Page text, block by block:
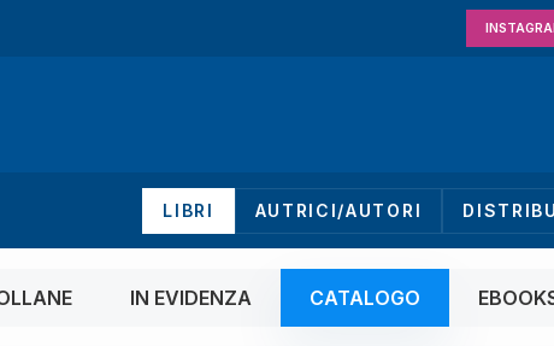
LIBRI AUTRICI/AUTORI
IN EVIDENZA CATALOGO